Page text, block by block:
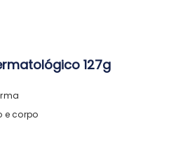
127g
e corpo